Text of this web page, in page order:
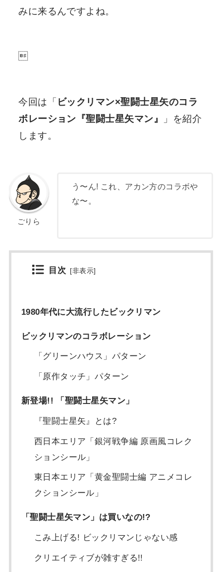
みに来るんですよね。

今回は「 ビックリマン×聖闘士星矢のコラ
ボレーション『聖闘士星矢マン』
」を紹介
します。
ごりら
う〜ん! これ、アカン方のコラボや
な〜。
目次 [非表示]
1980年代に大流行したビックリマン
ビックリマンのコラボレーション
「グリーンハウス」パターン
「原作タッチ」パターン
新登場!! 「聖闘士星矢マン」
『聖闘士星矢』とは?
西日本エリア「銀河戦争編 原画風コレク
ションシール」
東日本エリア「黄金聖闘士編 アニメコレ
クションシール」
「聖闘士星矢マン」は買いなの!?
こみ上げる! ビックリマンじゃない感
クリエイティブが雑すぎる!!